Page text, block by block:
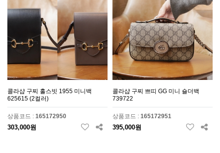
콜라샵 구찌 홀스빗 1955 미니백
625615 (2컬러)
상품코드 : 165172950
303,000원
콜라샵 구찌 쁘띠 GG 미니 숄더백
739722
상품코드 : 165172951
395,000원